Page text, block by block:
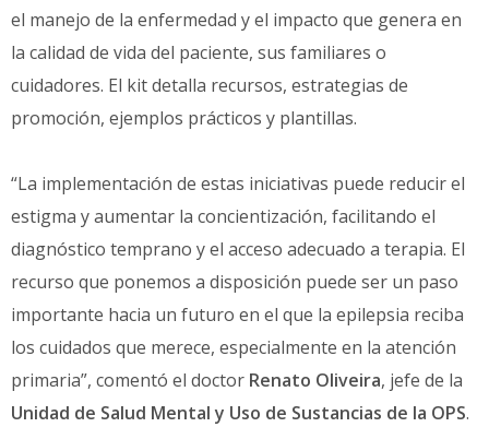
el manejo de la enfermedad y el impacto que genera en
la calidad de vida del paciente, sus familiares o
cuidadores. El kit detalla recursos, estrategias de
promoción, ejemplos prácticos y plantillas.
“La implementación de estas iniciativas puede reducir el
estigma y aumentar la concientización, facilitando el
diagnóstico temprano y el acceso adecuado a terapia. El
recurso que ponemos a disposición puede ser un paso
importante hacia un futuro en el que la epilepsia reciba
los cuidados que merece, especialmente en la atención
primaria”, comentó el doctor Renato Oliveira, jefe de la
Unidad de Salud Mental y Uso de Sustancias de la OPS.